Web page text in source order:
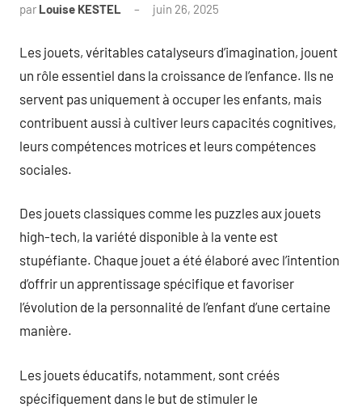
par Louise KESTEL juin 26, 2025
Les jouets, véritables catalyseurs d’imagination, jouent
un rôle essentiel dans la croissance de l’enfance. Ils ne
servent pas uniquement à occuper les enfants, mais
contribuent aussi à cultiver leurs capacités cognitives,
leurs compétences motrices et leurs compétences
sociales.
Des jouets classiques comme les puzzles aux jouets
high-tech, la variété disponible à la vente est
stupéfiante. Chaque jouet a été élaboré avec l’intention
d’offrir un apprentissage spécifique et favoriser
l’évolution de la personnalité de l’enfant d’une certaine
manière.
Les jouets éducatifs, notamment, sont créés
spécifiquement dans le but de stimuler le